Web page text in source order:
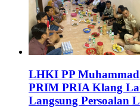
LHKI PP
PRIM PRIA Klang
Langsung Persoalan